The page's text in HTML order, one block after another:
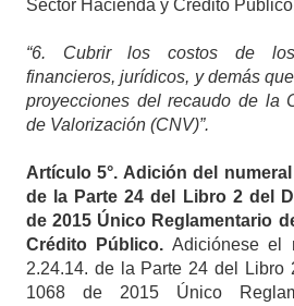
Sector Hacienda y Crédito
“6. Cubrir los costos de los
financieros, jurídicos, y demás
proyecciones del recaudo de la
de Valorización (CNV)”.
Artículo 5°. Adición del
de la Parte 24 del Libro 2 del
de 2015 Único Reglamentario
Crédito Público. Adiciónese el
2.24.14. de la Parte 24 del Libro
1068 de 2015 Único